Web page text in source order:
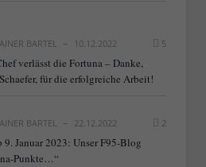
BARTEL 10.12.2022 5
verlässt die Fortuna – Danke,
für die erfolgreiche Arbeit!
BARTEL 22.12.2022 2
9. Januar 2023: Unser F95-Blog
Punkte…“